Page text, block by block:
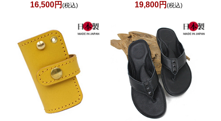
16,500円 (税込)
19,800円(税込)